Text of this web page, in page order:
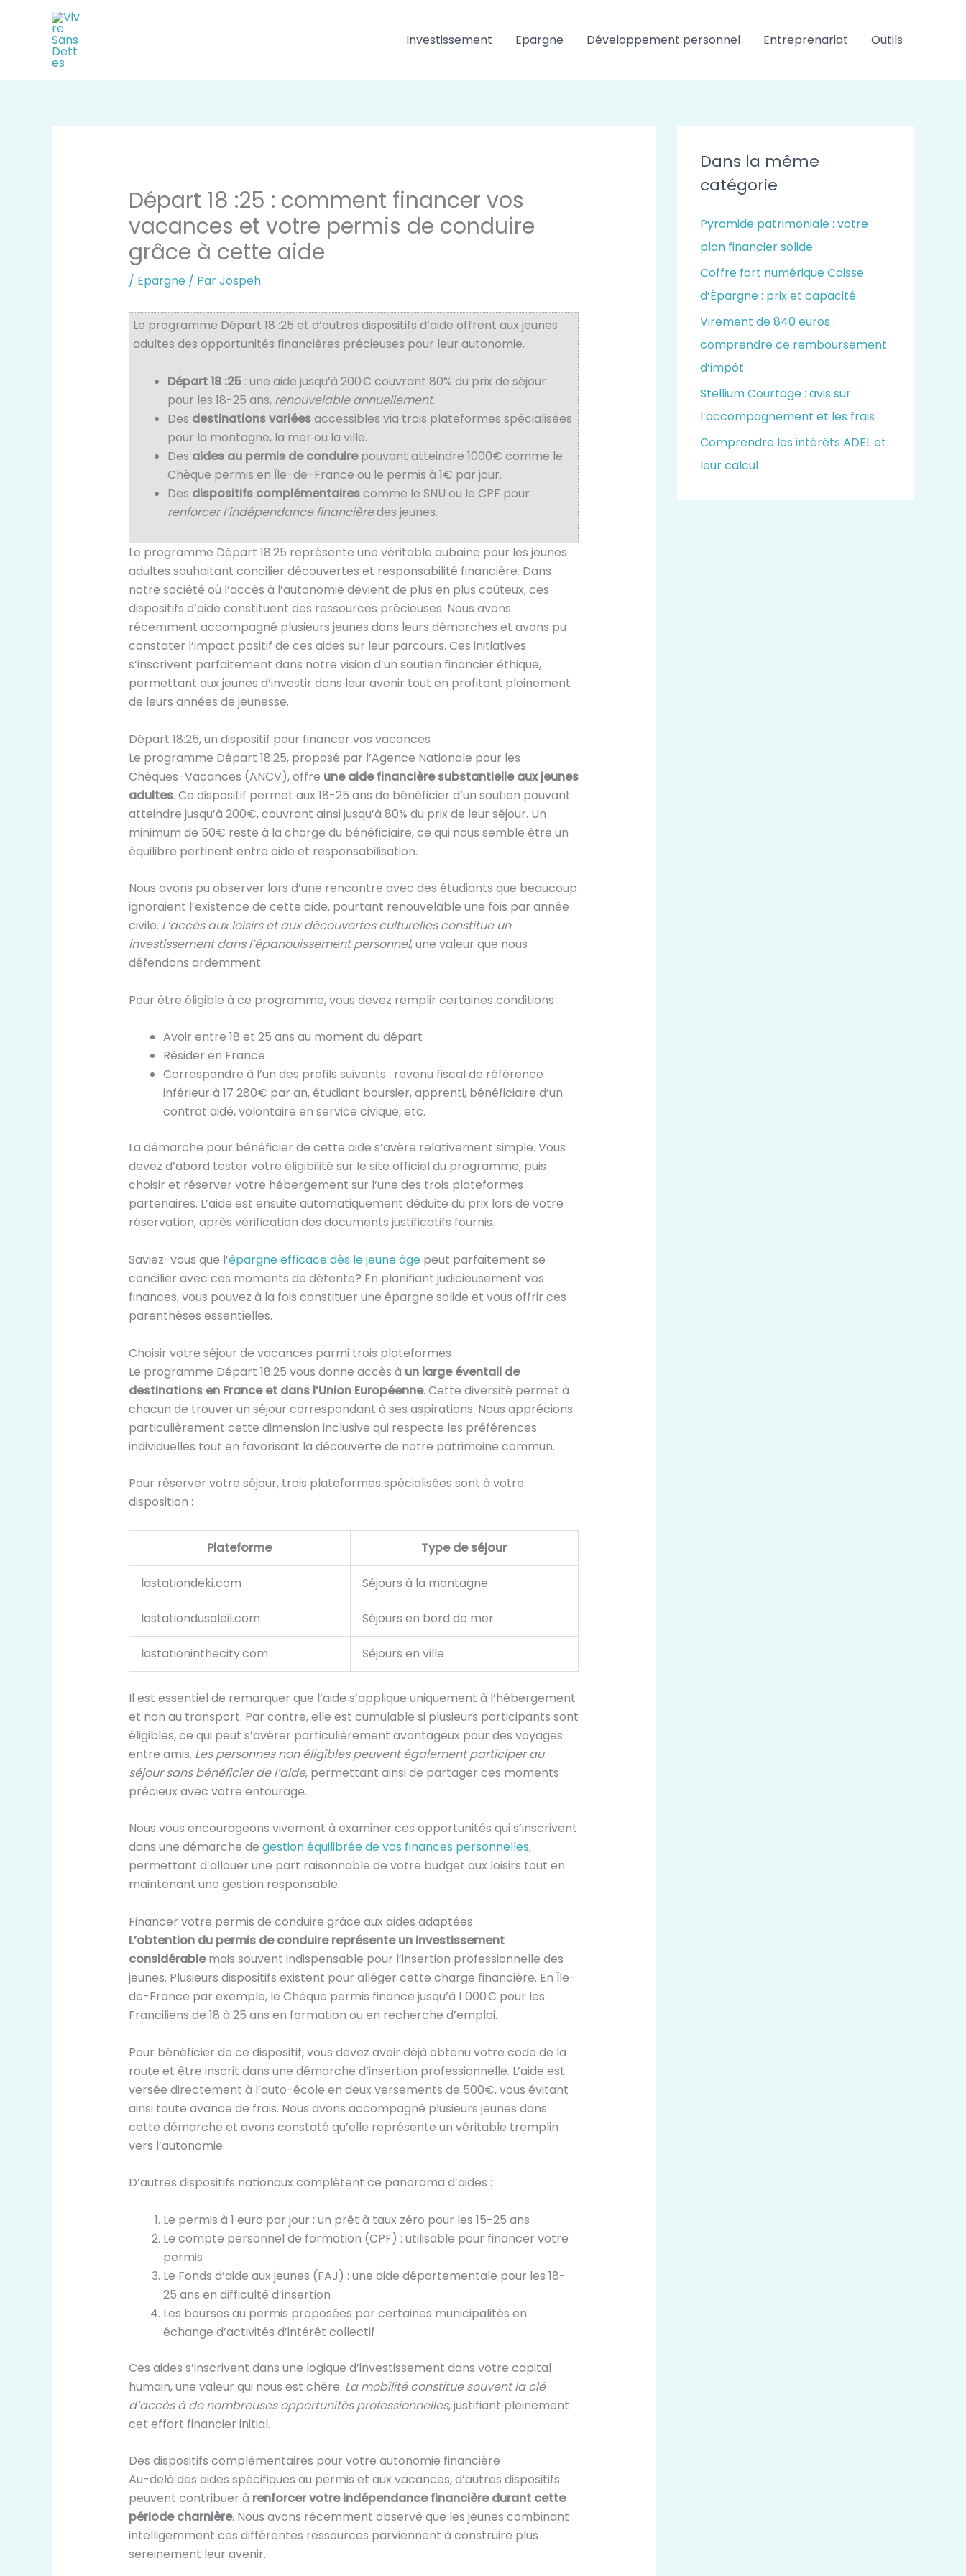
Investissement Epargne Développement personnel Entreprenariat Outils
Départ 18 :25 : comment financer vos
vacances et votre permis de conduire
grâce à cette aide
/ Epargne/ ParJospeh
Le programme Départ 18 :25 et d’autres dispositifs d’aide offrent aux jeunes
adultes des opportunités financières précieuses pour leur autonomie.
Départ 18 :25: une aide jusqu’à 200€ couvrant 80% du prix de séjour
pour les 18-25 ans, renouvelable annuellement.
Des destinations variéesaccessibles via trois plateformes spécialisées
pour la montagne, la mer ou la ville.
Des aides au permis de conduirepouvant atteindre 1000€ comme le
Chèque permis en Île-de-France ou le permis à 1€ par jour.
Des dispositifs complémentairescomme le SNU ou le CPF pour
renforcer l’indépendance financièredes jeunes.
Le programme Départ 18:25 représente une véritable aubaine pour les jeunes
adultes souhaitant concilier découvertes et responsabilité financière. Dans
notre société où l’accès à l’autonomie devient de plus en plus coûteux, ces
dispositifs d’aide constituent des ressources précieuses. Nous avons
récemment accompagné plusieurs jeunes dans leurs démarches et avons pu
constater l’impact positif de ces aides sur leur parcours. Ces initiatives
s’inscrivent parfaitement dans notre vision d’un soutien financier éthique,
permettant aux jeunes d’investir dans leur avenir tout en profitant pleinement
de leurs années de jeunesse.
Départ 18:25, un dispositif pour financer vos vacances
Le programme Départ 18:25, proposé par l’Agence Nationale pour les
Chèques-Vacances (ANCV), offre une aide financière substantielle aux jeunes
adultes. Ce dispositif permet aux 18-25 ans de bénéficier d’un soutien pouvant
atteindre jusqu’à 200€, couvrant ainsi jusqu’à 80% du prix de leur séjour. Un
minimum de 50€ reste à la charge du bénéficiaire, ce qui nous semble être un
équilibre pertinent entre aide et responsabilisation.
Nous avons pu observer lors d’une rencontre avec des étudiants que beaucoup
ignoraient l’existence de cette aide, pourtant renouvelable une fois par année
civile. L’accès aux loisirs et aux découvertes culturelles constitue un
investissement dans l’épanouissement personnel, une valeur que nous
défendons ardemment.
Pour être éligible à ce programme, vous devez remplir certaines conditions :
Avoir entre 18 et 25 ans au moment du départ
Résider en France
Correspondre à l’un des profils suivants : revenu fiscal de référence
inférieur à 17 280€ par an, étudiant boursier, apprenti, bénéficiaire d’un
contrat aidé, volontaire en service civique, etc.
La démarche pour bénéficier de cette aide s’avère relativement simple. Vous
devez d’abord tester votre éligibilité sur le site officiel du programme, puis
choisir et réserver votre hébergement sur l’une des trois plateformes
partenaires. L’aide est ensuite automatiquement déduite du prix lors de votre
réservation, après vérification des documents justificatifs fournis.
Saviez-vous que l’épargne efficace dès le jeune âgepeut parfaitement se
concilier avec ces moments de détente? En planifiant judicieusement vos
finances, vous pouvez à la fois constituer une épargne solide et vous offrir ces
parenthèses essentielles.
Choisir votre séjour de vacances parmi trois plateformes
Le programme Départ 18:25 vous donne accès à un large éventail de
destinations en France et dans l’Union Européenne. Cette diversité permet à
chacun de trouver un séjour correspondant à ses aspirations. Nous apprécions
particulièrement cette dimension inclusive qui respecte les préférences
individuelles tout en favorisant la découverte de notre patrimoine commun.
Pour réserver votre séjour, trois plateformes spécialisées sont à votre
disposition :
Plateforme Type de séjour
lastationdeki.com Séjours à la montagne
lastationdusoleil.com Séjours en bord de mer
lastationinthecity.com Séjours en ville
Il est essentiel de remarquer que l’aide s’applique uniquement à l’hébergement
et non au transport. Par contre, elle est cumulable si plusieurs participants sont
éligibles, ce qui peut s’avérer particulièrement avantageux pour des voyages
entre amis. Les personnes non éligibles peuvent également participer au
séjour sans bénéficier de l’aide, permettant ainsi de partager ces moments
précieux avec votre entourage.
Nous vous encourageons vivement à examiner ces opportunités qui s’inscrivent
dans une démarche de gestion équilibrée de vos finances personnelles,
permettant d’allouer une part raisonnable de votre budget aux loisirs tout en
maintenant une gestion responsable.
Financer votre permis de conduire grâce aux aides adaptées
L’obtention du permis de conduire représente un investissement
considérablemais souvent indispensable pour l’insertion professionnelle des
jeunes. Plusieurs dispositifs existent pour alléger cette charge financière. En Île-
de-France par exemple, le Chèque permis finance jusqu’à 1 000€ pour les
Franciliens de 18 à 25 ans en formation ou en recherche d’emploi.
Pour bénéficier de ce dispositif, vous devez avoir déjà obtenu votre code de la
route et être inscrit dans une démarche d’insertion professionnelle. L’aide est
versée directement à l’auto-école en deux versements de 500€, vous évitant
ainsi toute avance de frais. Nous avons accompagné plusieurs jeunes dans
cette démarche et avons constaté qu’elle représente un véritable tremplin
vers l’autonomie.
D’autres dispositifs nationaux complètent ce panorama d’aides :
Le permis à 1 euro par jour : un prêt à taux zéro pour les 15-25 ans
Le compte personnel de formation (CPF) : utilisable pour financer votre
permis
Le Fonds d’aide aux jeunes (FAJ) : une aide départementale pour les 18-
25 ans en difficulté d’insertion
Les bourses au permis proposées par certaines municipalités en
échange d’activités d’intérêt collectif
Ces aides s’inscrivent dans une logique d’investissement dans votre capital
humain, une valeur qui nous est chère. La mobilité constitue souvent la clé
d’accès à de nombreuses opportunités professionnelles, justifiant pleinement
cet effort financier initial.
Des dispositifs complémentaires pour votre autonomie financière
Au-delà des aides spécifiques au permis et aux vacances, d’autres dispositifs
peuvent contribuer à renforcer votre indépendance financière durant cette
période charnière. Nous avons récemment observé que les jeunes combinant
intelligemment ces différentes ressources parviennent à construire plus
sereinement leur avenir.
Dans la même
catégorie
Pyramide patrimoniale : votre
plan financier solide
Coffre fort numérique Caisse
d’Épargne : prix et capacité
Virement de 840 euros :
comprendre ce remboursement
d’impôt
Stellium Courtage : avis sur
l’accompagnement et les frais
Comprendre les intérêts ADEL et
leur calcul